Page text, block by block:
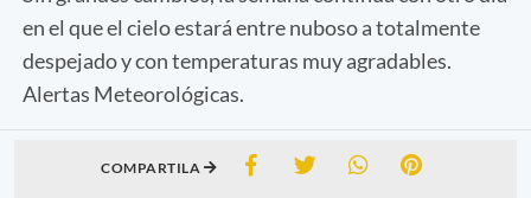
en el que el cielo estará entre nuboso a totalmente
despejado y con temperaturas muy agradables.
Alertas Meteorológicas.
COMPARTILA